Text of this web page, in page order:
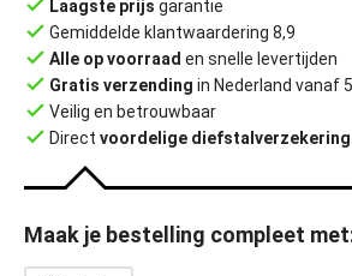
done Laagste prijs garantie
done Gemiddelde klantwaardering 8,9
done Alle op voorraad en snelle levertijden
done Gratis verzending in Nederland vanaf
done Veilig en betrouwbaar
done Direct voordelige diefstalverzekering
Maak je bestelling compleet